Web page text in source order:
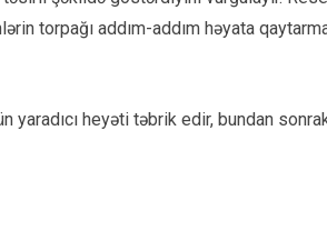
torpağı addım-addım həyata
yaradıcı heyəti təbrik edir, bundan